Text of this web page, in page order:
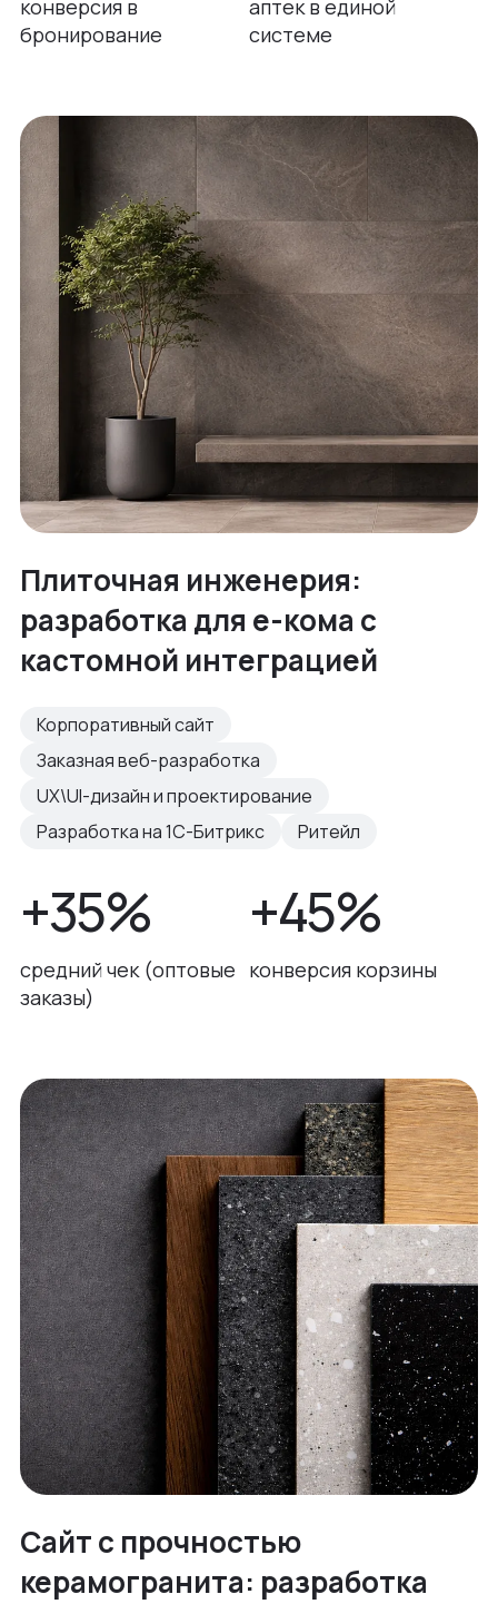
конверсия в
бронирование
аптек в единой
системе
Плиточная инженерия:
разработка для е-кома с
кастомной интеграцией
Корпоративный сайт
Заказная веб-разработка
UX\UI-дизайн и проектирование
Разработка на 1С-Битрикс
Ритейл
+35%
средний чек (оптовые
заказы)
+45%
конверсия корзины
Сайт с прочностью
керамогранита: разработка